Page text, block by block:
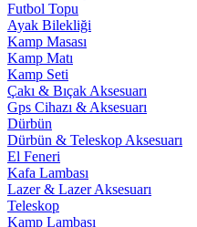
Futbol Topu
Ayak Bilekliği
Kamp Masası
Kamp Matı
Kamp Seti
Çakı & Bıçak Aksesuarı
Gps Cihazı & Aksesuarı
Dürbün
Dürbün & Teleskop Aksesuarı
El Feneri
Kafa Lambası
Lazer & Lazer Aksesuarı
Teleskop
Kamp Lambası